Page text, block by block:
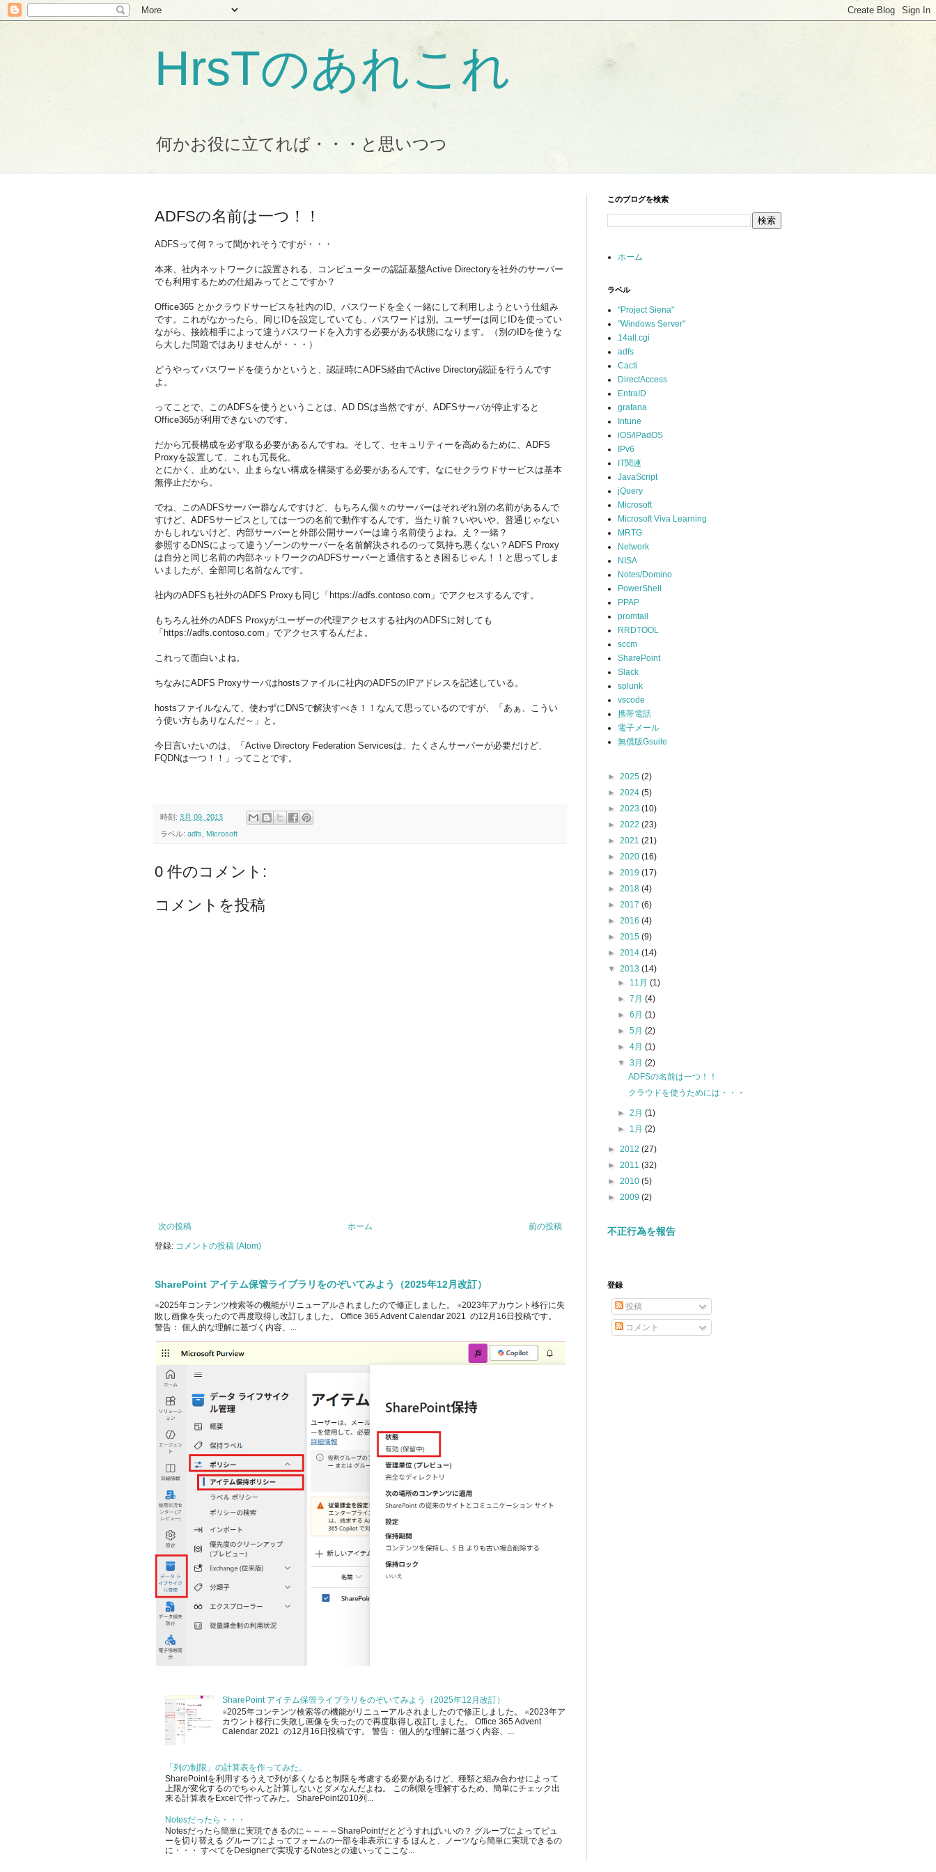
HrsTのあれこれ
何かお役に立てれば・・・と思いつつ
ADFSの名前は一つ！！
ADFSって何？って聞かれそうですが・・・
本来、社内ネットワークに設置される、コンピューターの認証基盤Active Directoryを社外のサーバー
でも利用するための仕組みってとこですか？
Office365 とかクラウドサービスを社内のID、パスワードを全く一緒にして利用しようという仕組み
です。これがなかったら、同じIDを設定していても、パスワードは別。ユーザーは同じIDを使ってい
ながら、接続相手によって違うパスワードを入力する必要がある状態になります。（別のIDを使うな
ら大した問題ではありませんが・・・）
どうやってパスワードを使うかというと、認証時にADFS経由でActive Directory認証を行うんです
よ。
ってことで、このADFSを使うということは、AD DSは当然ですが、ADFSサーバが停止すると
Office365が利用できないのです。
だから冗長構成を必ず取る必要があるんですね。そして、セキュリティーを高めるために、ADFS
Proxyを設置して、これも冗長化。
とにかく、止めない。止まらない構成を構築する必要があるんです。なにせクラウドサービスは基本
無停止だから。
でね、このADFSサーバー群なんですけど、もちろん個々のサーバーはそれぞれ別の名前があるんで
すけど、ADFSサービスとしては一つの名前で動作するんです。当たり前？いやいや、普通じゃない
かもしれないけど、内部サーバーと外部公開サーバーは違う名前使うよね。え？一緒？
参照するDNSによって違うゾーンのサーバーを名前解決されるのって気持ち悪くない？ADFS Proxy
は自分と同じ名前の内部ネットワークのADFSサーバーと通信するとき困るじゃん！！と思ってしま
いましたが、全部同じ名前なんです。
社内のADFSも社外のADFS Proxyも同じ「https://adfs.contoso.com」でアクセスするんです。
もちろん社外のADFS Proxyがユーザーの代理アクセスする社内のADFSに対しても
「https://adfs.contoso.com」でアクセスするんだよ。
これって面白いよね。
ちなみにADFS Proxyサーバはhostsファイルに社内のADFSのIPアドレスを記述している。
hostsファイルなんて、使わずにDNSで解決すべき！！なんて思っているのですが、「あぁ、こうい
う使い方もありなんだ～」と。
今日言いたいのは、「Active Directory Federation Servicesは、たくさんサーバーが必要だけど、
FQDNは一つ！！」ってことです。
時刻: 3月 09, 2013
ラベル: adfs Microsoft
0 件のコメント:
コメントを投稿
次の投稿 前の投稿
ホーム
登録: コメントの投稿 (Atom)
SharePoint アイテム保管ライブラリをのぞいてみよう（2025年12月改訂）
※2025年コンテンツ検索等の機能がリニューアルされましたので修正しました。 ※2023年アカウント移行に失
敗し画像を失ったので再度取得し改訂しました。 Office 365 Advent Calendar 2021 の12月16日投稿です。
警告： 個人的な理解に基づく内容、...
SharePoint アイテム保管ライブラリをのぞいてみよう（2025年12月改訂）
※2025年コンテンツ検索等の機能がリニューアルされましたので修正しました。 ※2023年ア
カウント移行に失敗し画像を失ったので再度取得し改訂しました。 Office 365 Advent
Calendar 2021 の12月16日投稿です。 警告： 個人的な理解に基づく内容、...
「列の制限」の計算表を作ってみた。
SharePointを利用するうえで列が多くなると制限を考慮する必要があるけど、種類と組み合わせによって
上限が変化するのでちゃんと計算しないとダメなんだよね。 この制限を理解するため、簡単にチェック出
来る計算表をExcelで作ってみた。 SharePoint2010列...
Notesだったら・・・
Notesだったら簡単に実現できるのに～～～～SharePointだとどうすればいいの？ グループによってビュ
ーを切り替える グループによってフォームの一部を非表示にする ほんと、ノーツなら簡単に実現できるの
に・・・ すべてをDesignerで実現するNotesとの違いってここな...
このブログを検索
ホーム
ラベル
"Project Siena"
"Windows Server"
14all.cgi
adfs
Cacti
DirectAccess
EntraID
grafana
Intune
iOS/iPadOS
IPv6
IT関連
JavaScript
jQuery
Microsoft
Microsoft Viva Learning
MRTG
Network
NISA
Notes/Domino
PowerShell
PPAP
promtail
RRDTOOL
sccm
SharePoint
Slack
splunk
vscode
携帯電話
電子メール
無償版Gsuite
► 2025 (2)
► 2024 (5)
► 2023 (10)
► 2022 (23)
► 2021 (21)
► 2020 (16)
► 2019 (17)
► 2018 (4)
► 2017 (6)
► 2016 (4)
► 2015 (9)
► 2014 (14)
▼ 2013 (14)
► 11月(1)
►7月(4)
►6月(1)
►5月(2)
►4月(1)
▼3月(2)
ADFSの名前は一つ！！
クラウドを使うためには・・・
►2月(1)
► 1月(2)
► 2012 (27)
► 2011 (32)
► 2010 (5)
► 2009 (2)
不正行為を報告
登録
投稿
コメント